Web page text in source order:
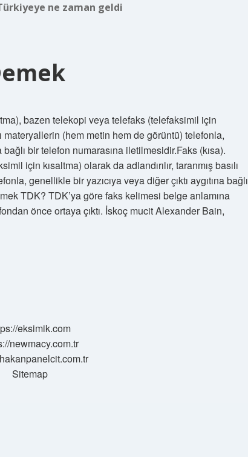
ne zaman geldi
bazen telekopi veya telefaks (telefaksimil için
materyallerin (hem metin hem de görüntü) telefonla,
bağlı bir telefon numarasına iletilmesidir.Faks (kısa).
için kısaltma) olarak da adlandırılır, taranmış basılı
genellikle bir yazıcıya veya diğer çıktı aygıtına bağlı
TDK? TDK’ya göre faks kelimesi belge anlamına
önce ortaya çıktı. İskoç mucit Alexander Bain,
eksimik.com
newmacy.com.tr
Sitemap